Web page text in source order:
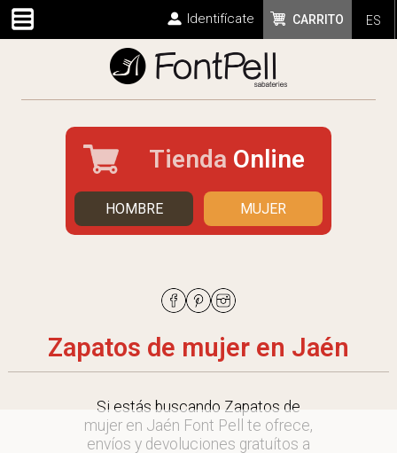
ES
CARRITO
Identifícate
Tienda Online
HOMBRE MUJER
Zapatos de mujer en Jaén
Si estás buscando Zapatos de
mujer en Jaén Font Pell te ofrece,
envíos y devoluciones gratuítos a